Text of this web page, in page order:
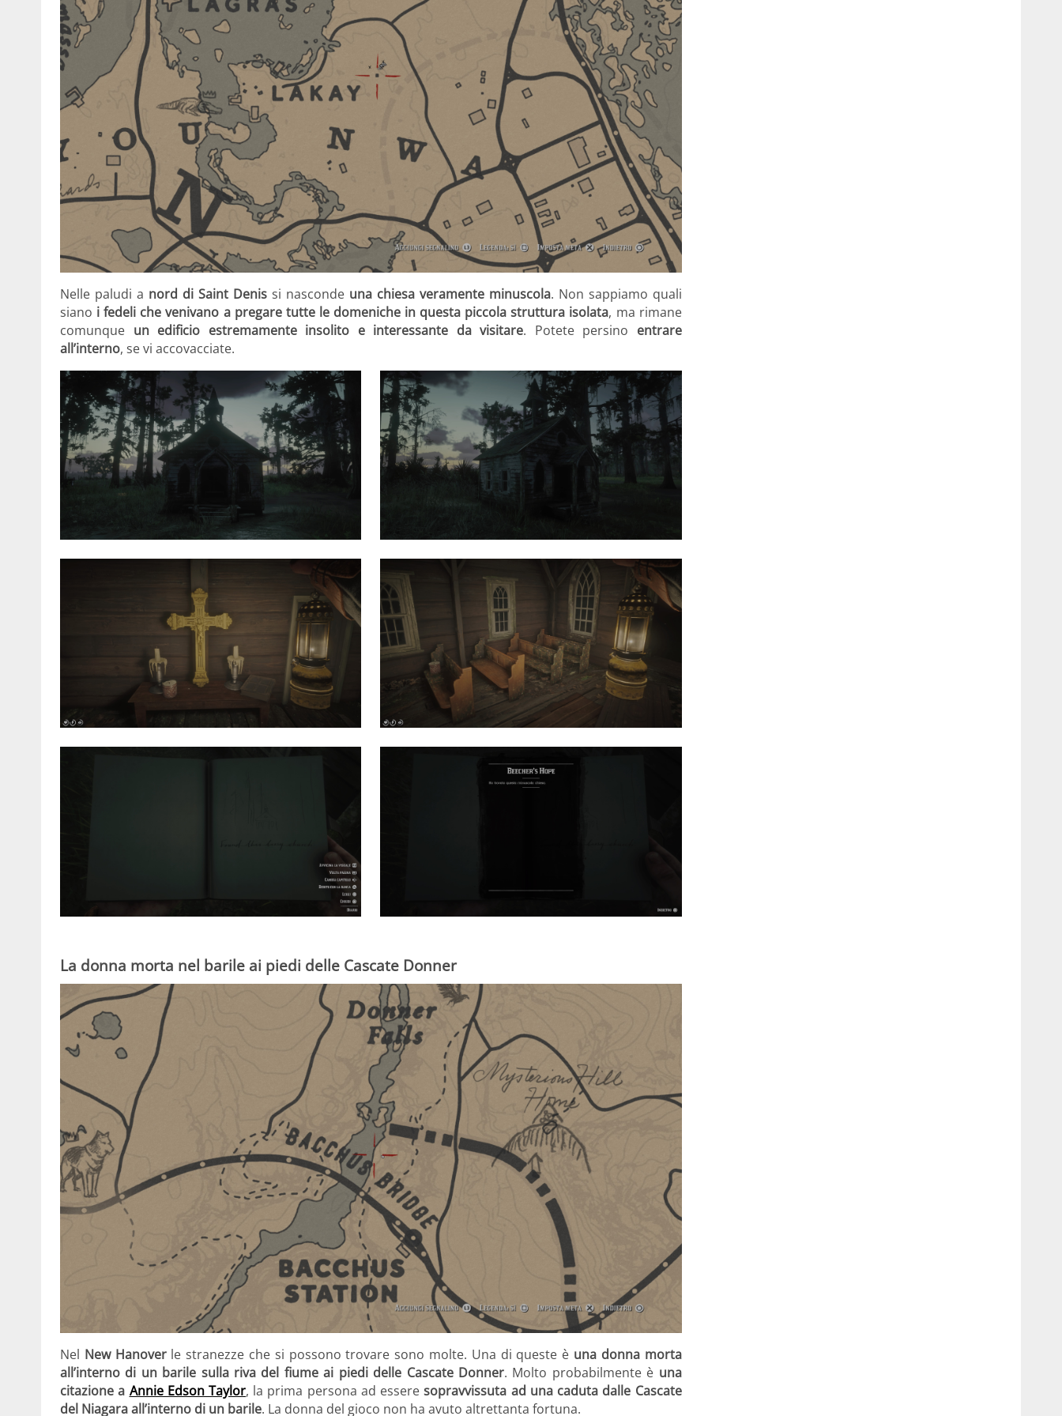
Nelle paludi a nord di Saint Denissi nasconde una chiesa veramente minuscola. Non sappiamo quali
siano i fedeli che venivano a pregare tutte le domeniche in questa piccola struttura isolata, ma rimane
comunque un edificio estremamente insolito e interessante da visitare. Potete persino entrare
all’interno, se vi accovacciate.
La donna morta nel barile ai piedi delle Cascate Donner
Nel New Hanoverle stranezze che si possono trovare sono molte. Una di queste è una donna morta
all’interno di un barile sulla riva del fiume ai piedi delle Cascate Donner. Molto probabilmente è una
citazione a Annie Edson Taylor, la prima persona ad esseresopravvissuta ad una caduta dalle Cascate
del Niagara all’interno di un barile. La donna del gioco non ha avuto altrettanta fortuna.